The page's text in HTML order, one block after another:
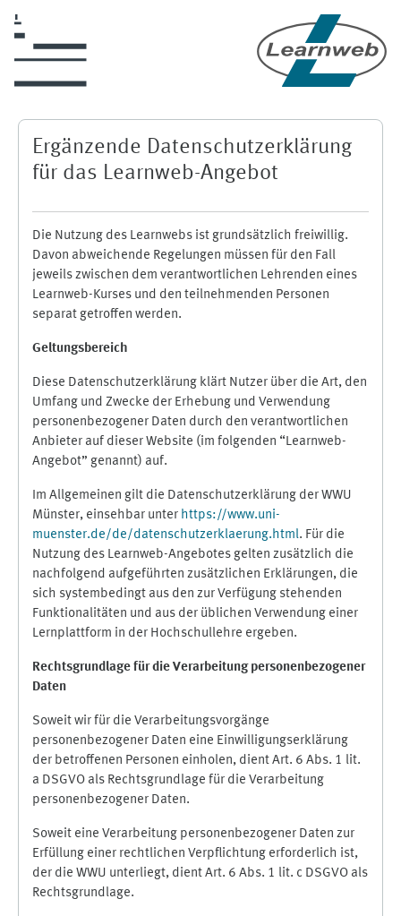
Ergänzende Datenschutzerklärung
für das Learnweb-Angebot
Die Nutzung des Learnwebs ist grundsätzlich freiwillig.
Davon abweichende Regelungen müssen für den Fall
jeweils zwischen dem verantwortlichen Lehrenden eines
Learnweb-Kurses und den teilnehmenden Personen
separat getroffen werden.
Geltungsbereich
Diese Datenschutzerklärung klärt Nutzer über die Art, den
Umfang und Zwecke der Erhebung und Verwendung
personenbezogener Daten durch den verantwortlichen
Anbieter auf dieser Website (im folgenden “Learnweb-
Angebot” genannt) auf.
Im Allgemeinen gilt die Datenschutzerklärung der WWU
Münster, einsehbar unter https://www.uni-
muenster.de/de/datenschutzerklaerung.html. Für die
Nutzung des Learnweb-Angebotes gelten zusätzlich die
nachfolgend aufgeführten zusätzlichen Erklärungen, die
sich systembedingt aus den zur Verfügung stehenden
Funktionalitäten und aus der üblichen Verwendung einer
Lernplattform in der Hochschullehre ergeben.
Rechtsgrundlage für die Verarbeitung personenbezogener
Daten
Soweit wir für die Verarbeitungsvorgänge
personenbezogener Daten eine Einwilligungserklärung
der betroffenen Personen einholen, dient Art. 6 Abs. 1 lit.
a DSGVO als Rechtsgrundlage für die Verarbeitung
personenbezogener Daten.
Soweit eine Verarbeitung personenbezogener Daten zur
Erfüllung einer rechtlichen Verpflichtung erforderlich ist,
der die WWU unterliegt, dient Art. 6 Abs. 1 lit. c DSGVO als
Rechtsgrundlage.